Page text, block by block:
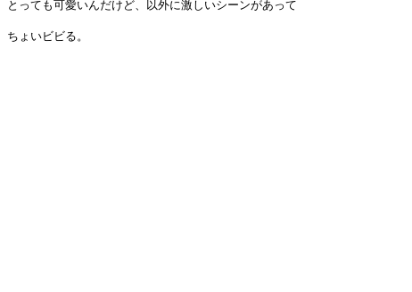
とっても可愛いんだけど、以外に激しいシーンがあって
ちょいビビる。